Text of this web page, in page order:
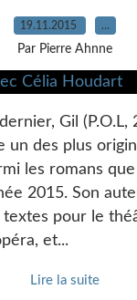
19.11.2015 …
Par Pierre Ahnne
Gil (P.O.L,
un des plus
les romans que
2015. Son
pour le
et...
Lire la suite